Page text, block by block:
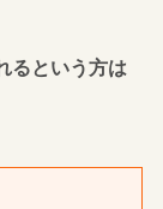
るという方は